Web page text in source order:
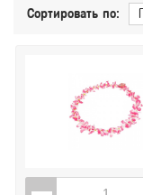
Показать
Сортировать по: